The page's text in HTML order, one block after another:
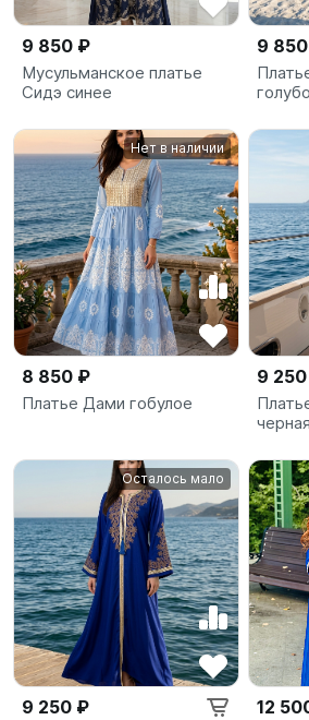
9 850 ₽
Мусульманское платье
Сидэ синее
9
Нет в наличии
8 850 ₽
Платье Дами гобулое
9
черная
Осталось мало
9 250 ₽ 12